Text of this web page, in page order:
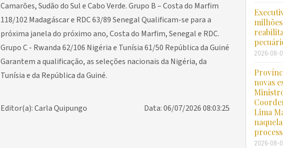
Camarões, Sudão do Sul e Cabo Verde. Grupo B – Costa do Marfim
118/102 Madagáscar e RDC 63/89 Senegal Qualificam-se para a
próxima janela do próximo ano, Costa do Marfim, Senegal e RDC.
Grupo C - Rwanda 62/106 Nigéria e Tunísia 61/50 República da Guiné
Garantem a qualificação, as seleções nacionais da Nigéria, da
Tunísia e da República da Guiné.
Data: 06/07/2026 08:03:25
Editor(a): Carla Quipungo
2026-08-
novas
Lima
2026-08-